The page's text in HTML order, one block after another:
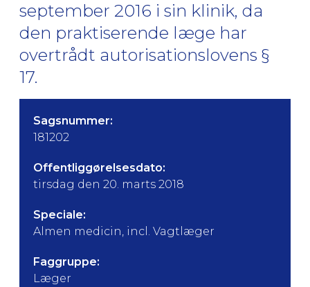
september 2016 i sin klinik, da
den praktiserende læge har
overtrådt autorisationslovens §
17.
Sagsnummer:
181202
Offentliggørelsesdato:
tirsdag den 20. marts 2018
Speciale:
Almen medicin, incl. Vagtlæger
Faggruppe:
Læger